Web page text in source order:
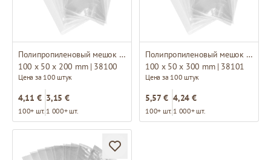
Полипропиленовый мешок с боковой складкой
100 x 50 x 200 mm | 38100
Цена за 100 штук
4,11 €
100+ шт.
3,15 €
1 000+ шт.
Полипропиленовый мешок с боковой складкой
100 x 50 x 300 mm | 38101
Цена за 100 штук
5,57 €
100+ шт.
4,24 €
1 000+ шт.